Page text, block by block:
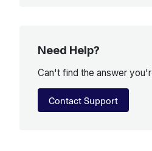
Need Help?
Can't find the answer
Contact Support